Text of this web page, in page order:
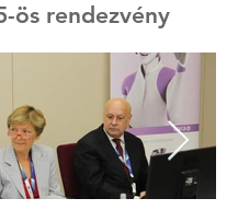
ös rendezvény